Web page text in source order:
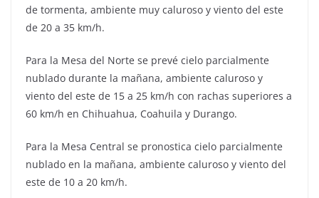
de tormenta, ambiente muy caluroso y viento del este
de 20 a 35 km/h.
Para la Mesa del Norte se prevé cielo parcialmente
nublado durante la mañana, ambiente caluroso y
viento del este de 15 a 25 km/h con rachas superiores a
60 km/h en Chihuahua, Coahuila y Durango.
Para la Mesa Central se pronostica cielo parcialmente
nublado en la mañana, ambiente caluroso y viento del
este de 10 a 20 km/h.